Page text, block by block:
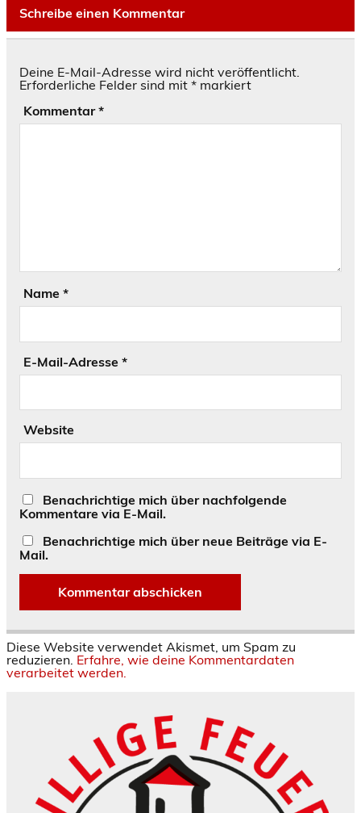
Schreibe einen Kommentar
Deine E-Mail-Adresse wird nicht veröffentlicht.
Erforderliche Felder sind mit * markiert
Kommentar*
Name *
E-Mail-Adresse *
Website
Benachrichtige mich über nachfolgende
Kommentare via E-Mail.
Benachrichtige mich über neue Beiträge via E-
Mail.
Diese Website verwendet Akismet, um Spam zu
reduzieren. Erfahre, wie deine Kommentardaten
verarbeitet werden.